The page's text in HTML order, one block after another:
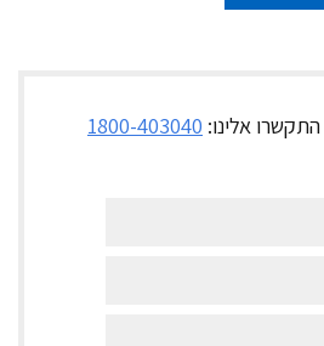
התקשרו אלינו: 1800-403040